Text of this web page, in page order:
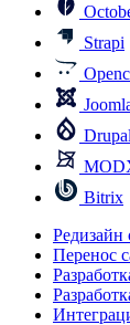
Strapi
Drupal
Bitrix
Редизайн
Перенос